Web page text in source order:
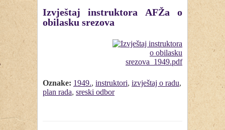
Izvještaj instruktora AFŽa o
obilasku srezova
Oznake: 1949., instruktori, izvještaj o radu,
plan rada, sreski odbor